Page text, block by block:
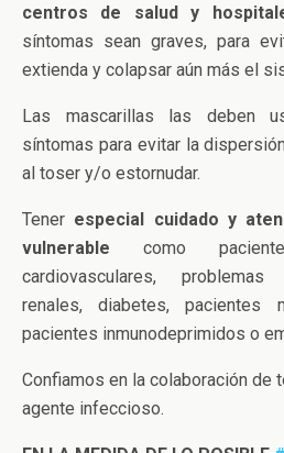
centros de salud y
síntomas sean graves, para
extienda y colapsar aún más el
Las mascarillas las deben
síntomas para evitar la
al toser y/o estornudar.
Tener especial cuidado y
vulnerable como
cardiovasculares,
renales, diabetes, pacientes
pacientes inmunodeprimidos o
Confiamos en la colaboración de
agente infeccioso.